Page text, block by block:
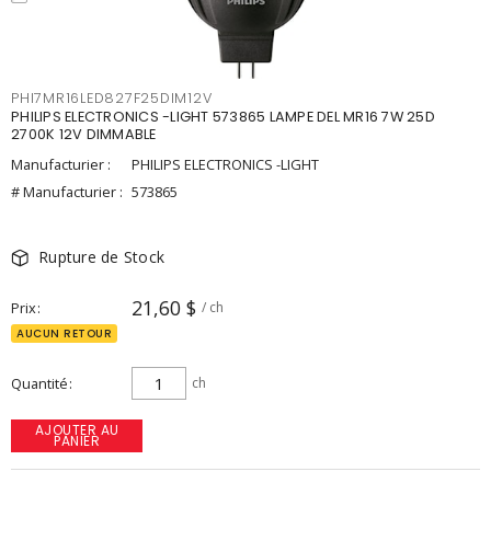
PHI7MR16LED827F25DIM12V
PHILIPS ELECTRONICS -LIGHT 573865 LAMPE DEL MR16 7W 25D
2700K 12V DIMMABLE
Manufacturier :
PHILIPS ELECTRONICS -LIGHT
# Manufacturier : 573865
Rupture de Stock
Prix 21,60 $ / ch
AUCUN RETOUR
Quantité ch
AJOUTER AU
PANIER